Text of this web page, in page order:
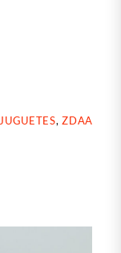
JUGUETES,ZDAA